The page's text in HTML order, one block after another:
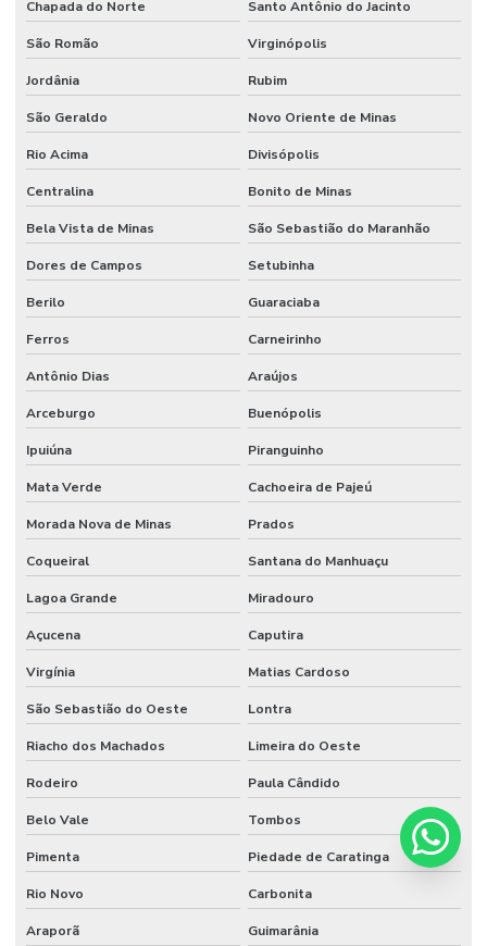
Chapada do Norte Santo Antônio do Jacinto
São Romão Virginópolis
Jordânia Rubim
São Geraldo Novo Oriente de Minas
Rio Acima Divisópolis
Centralina Bonito de Minas
Bela Vista de Minas São Sebastião do Maranhão
Dores de Campos Setubinha
Berilo Guaraciaba
Ferros Carneirinho
Antônio Dias Araújos
Arceburgo Buenópolis
Ipuiúna Piranguinho
Mata Verde Cachoeira de Pajeú
Morada Nova de Minas Prados
Coqueiral Santana do Manhuaçu
Lagoa Grande Miradouro
Açucena Caputira
Virgínia Matias Cardoso
São Sebastião do Oeste Lontra
Riacho dos Machados Limeira do Oeste
Rodeiro Paula Cândido
Belo Vale Tombos
Pimenta Piedade de Caratinga
Rio Novo Carbonita
Araporã Guimarânia